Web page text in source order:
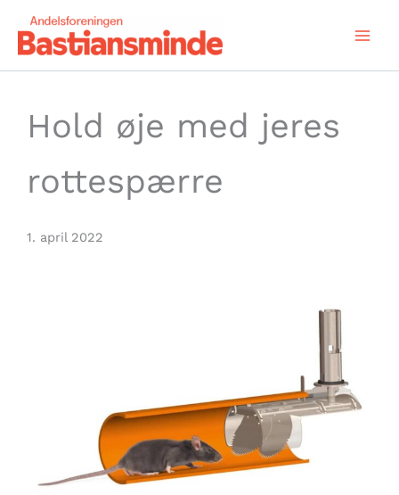
indholdet
Hold øje med jeres
rottespærre
1. april 2022